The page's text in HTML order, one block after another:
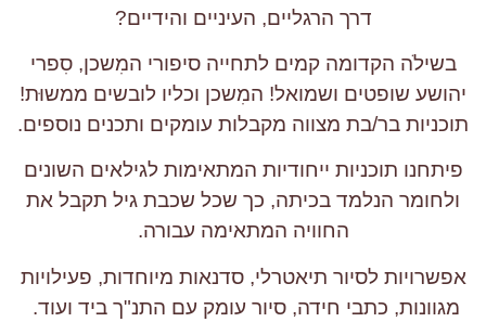
דרך הרגליים, העיניים והידיים?
בשילֹה הקדומה קמים לתחייה סיפורי המִשכן, סִפרי
יהושע שופטים ושמואל! המִשכן וכליו לובשים ממשוּת!
תוכניות בר/בת מצווה מקבלות עומקים ותכנים נוספים.
פיתחנו תוכניות ייחודיות המתאימות לגילאים השונים
ולחומר הנלמד בכיתה, כך שכל שכבת גיל תקבל את
החוויה המתאימה עבורה.
אפשרויות לסיור תיאטרלי, סדנאות מיוחדות, פעילויות
מגוונות, כתבי חידה, סיור עומק עם התנ"ך ביד ועוד.